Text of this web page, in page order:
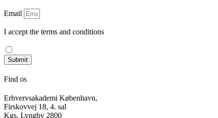
Email
I accept the terms and conditions
Submit
Find os
Erhvervsakademi København,
Firskovvej 18, 4. sal
Kgs. Lyngby 2800